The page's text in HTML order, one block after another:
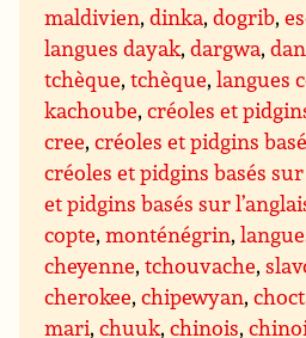
maldivien,dinka,dogrib,
langues dayak,dargwa,
tchèque,tchèque,langues
kachoube,créoles et
cree,créoles et pidgins
créoles et pidgins basés
et pidgins basés sur
copte,monténégrin,
cheyenne,tchouvache,
cherokee,chipewyan,
mari,chuuk,chinois,